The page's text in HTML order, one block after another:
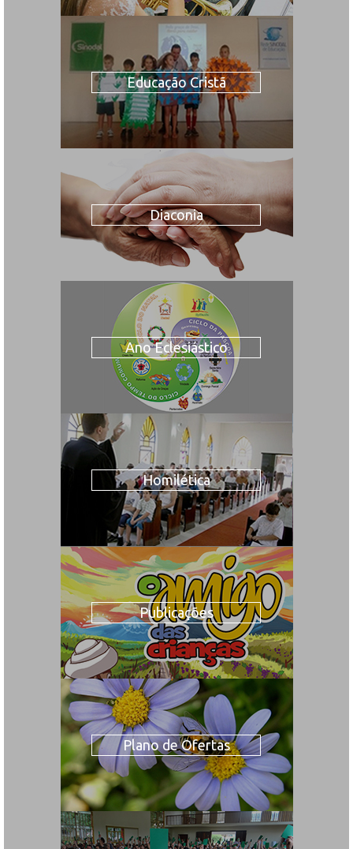
Educação Cristã
Diaconia
Ano Eclesiástico
Homilética
Publicações
Plano de Ofertas